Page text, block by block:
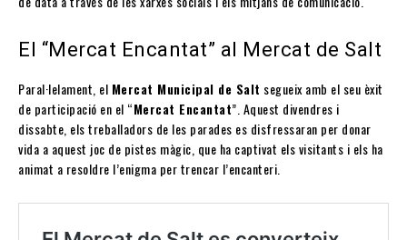
El “Mercat Encantat” al Mercat de Salt
Paral·lelament, el Mercat Municipal de Salt segueix amb el seu èxit
de participació en el “Mercat Encantat”. Aquest divendres i
dissabte, els treballadors de les parades es disfressaran per donar
vida a aquest joc de pistes màgic, que ha captivat els visitants i els ha
animat a resoldre l’enigma per trencar l’encanteri.